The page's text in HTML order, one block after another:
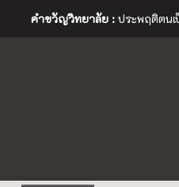
คำขวัญวิทยาลัย : ประพฤติตน